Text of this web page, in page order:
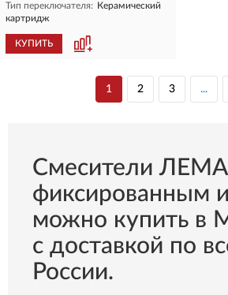
Тип переключателя: Керамический
картридж
КУПИТЬ
1 2 3 ...
Смесители
фиксированным
можно купить в
с доставкой по
России.